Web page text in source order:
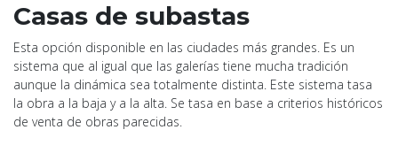
Casas de subastas
Esta opción disponible en las ciudades más grandes. Es un
sistema que al igual que las galerías tiene mucha tradición
aunque la dinámica sea totalmente distinta. Este sistema tasa
la obra a la baja y a la alta. Se tasa en base a criterios históricos
de venta de obras parecidas.